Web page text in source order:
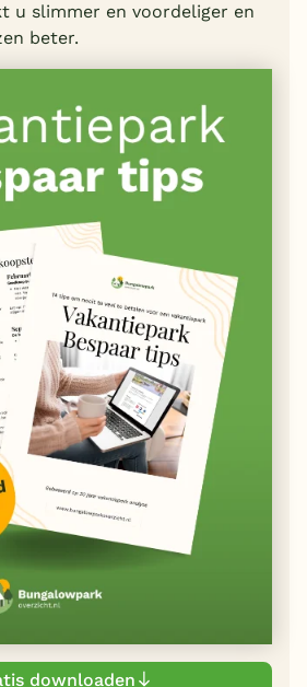
u slimmer en voordeliger en
beter.
downloaden